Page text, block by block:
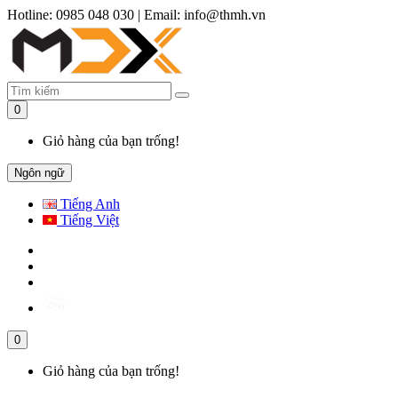
Hotline: 0985 048 030 | Email: info@thmh.vn
0
Giỏ hàng của bạn trống!
Ngôn ngữ
Tiếng Anh
Tiếng Việt
0
Giỏ hàng của bạn trống!